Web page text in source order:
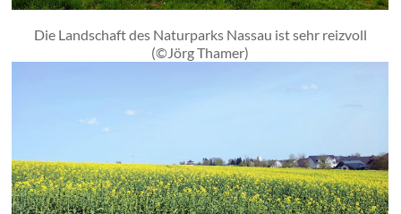
Die Landschaft des Naturparks Nassau ist sehr reizvoll
(©Jörg Thamer)